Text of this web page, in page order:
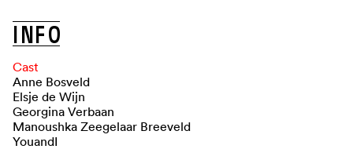
N FO
Cast
Anne Bosveld
Elsje de Wijn
Georgina Verbaan
Manoushka Zeegelaar Breeveld
YouandI